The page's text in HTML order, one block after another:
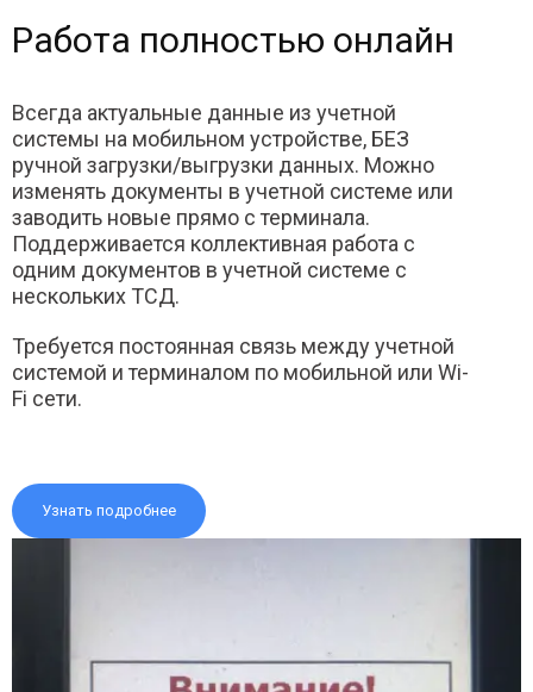
Работа полностью онлайн
Всегда актуальные данные из учетной
системы на мобильном устройстве, БЕЗ
ручной загрузки/выгрузки данных. Можно
изменять документы в учетной системе или
заводить новые прямо с терминала.
Поддерживается коллективная работа с
одним документов в учетной системе с
нескольких ТСД.
Требуется постоянная связь между учетной
системой и терминалом по мобильной или Wi-
Fi сети.
Узнать подробнее